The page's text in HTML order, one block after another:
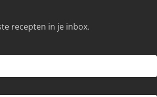
recepten in je inbox.